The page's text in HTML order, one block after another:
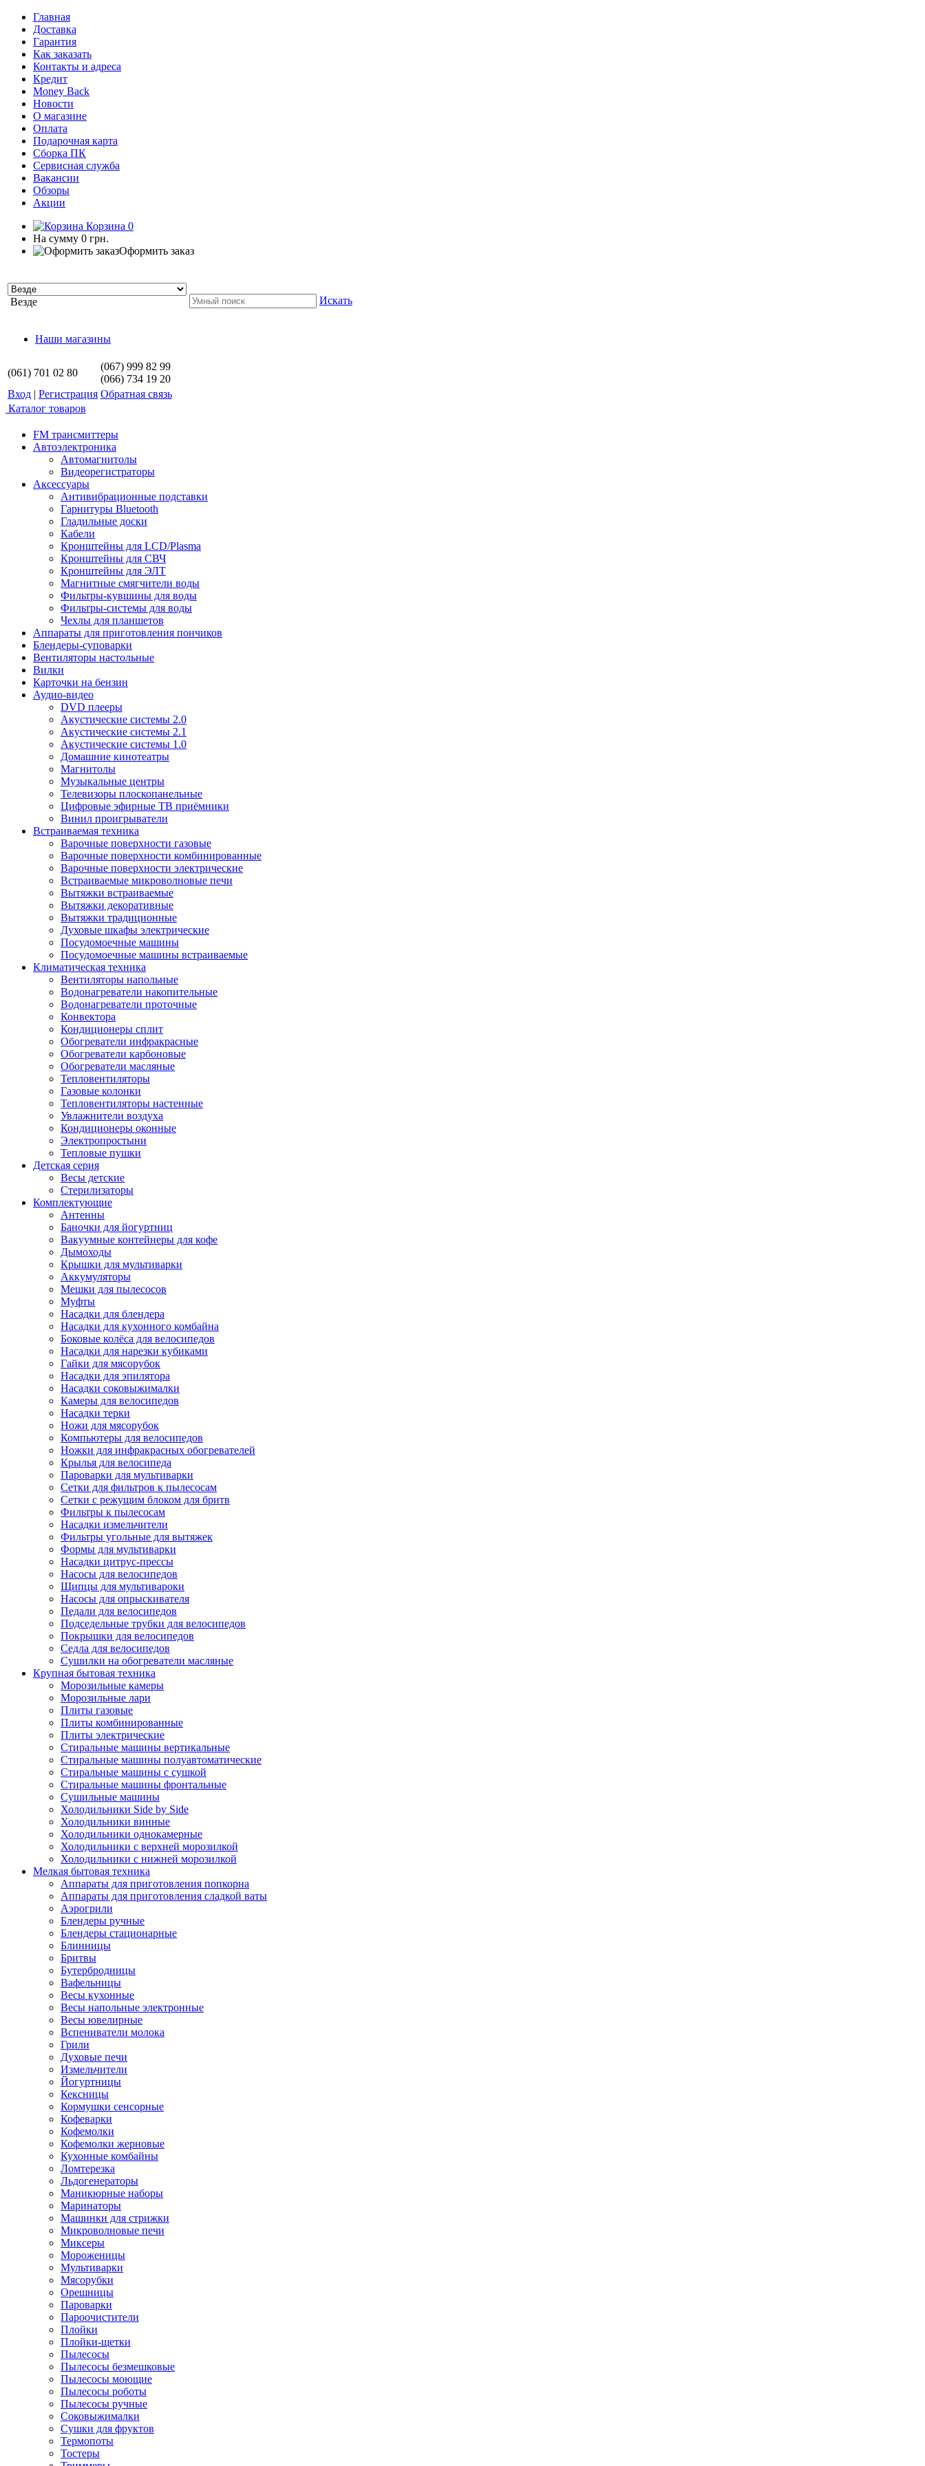
Главная
Доставка
Гарантия
Как заказать
Контакты и адреса
Кредит
Money Back
Новости
О магазине
Оплата
Подарочная карта
Сборка ПК
Сервисная служба
Вакансии
Обзоры
Акции
Корзина 0
На сумму 0 грн.
Оформить заказ
Везде Искать
Наши магазины
(061) 701 02 80
(067) 999 82 99
(066) 734 19 20
Вход | Регистрация Обратная связь
Каталог товаров
FM трансмиттеры
Автоэлектроника
Автомагнитолы
Видеорегистраторы
Аксессуары
Антивибрационные подставки
Гарнитуры Bluetooth
Гладильные доски
Кабели
Кронштейны для LCD/Plasma
Кронштейны для СВЧ
Кронштейны для ЭЛТ
Магнитные смягчители воды
Фильтры-кувшины для воды
Фильтры-системы для воды
Чехлы для планшетов
Аппараты для приготовления пончиков
Блендеры-суповарки
Вентиляторы настольные
Вилки
Карточки на бензин
Аудио-видео
DVD плееры
Акустические системы 2.0
Акустические системы 2.1
Акустические системы 1.0
Домашние кинотеатры
Магнитолы
Музыкальные центры
Телевизоры плоскопанельные
Цифровые эфирные ТВ приёмники
Винил проигрыватели
Встраиваемая техника
Варочные поверхности газовые
Варочные поверхности комбинированные
Варочные поверхности электрические
Встраиваемые микроволновые печи
Вытяжки встраиваемые
Вытяжки декоративные
Вытяжки традиционные
Духовые шкафы электрические
Посудомоечные машины
Посудомоечные машины встраиваемые
Климатическая техника
Вентиляторы напольные
Водонагреватели накопительные
Водонагреватели проточные
Конвектора
Кондиционеры сплит
Обогреватели инфракрасные
Обогреватели карбоновые
Обогреватели масляные
Тепловентиляторы
Газовые колонки
Тепловентиляторы настенные
Увлажнители воздуха
Кондиционеры оконные
Электропростыни
Тепловые пушки
Детская серия
Весы детские
Стерилизаторы
Комплектующие
Антенны
Баночки для йогуртниц
Вакуумные контейнеры для кофе
Дымоходы
Крышки для мультиварки
Аккумуляторы
Мешки для пылесосов
Муфты
Насадки для блендера
Насадки для кухонного комбайна
Боковые колёса для велосипедов
Насадки для нарезки кубиками
Гайки для мясорубок
Насадки для эпилятора
Насадки соковыжималки
Камеры для велосипедов
Насадки терки
Ножи для мясорубок
Компьютеры для велосипедов
Ножки для инфракрасных обогревателей
Крылья для велосипеда
Пароварки для мультиварки
Сетки для фильтров к пылесосам
Сетки с режущим блоком для бритв
Фильтры к пылесосам
Насадки измельчители
Фильтры угольные для вытяжек
Формы для мультиварки
Насадки цитрус-прессы
Насосы для велосипедов
Щипцы для мультивароки
Насосы для опрыскивателя
Педали для велосипедов
Подседельные трубки для велосипедов
Покрышки для велосипедов
Седла для велосипедов
Сушилки на обогреватели масляные
Крупная бытовая техника
Морозильные камеры
Морозильные лари
Плиты газовые
Плиты комбинированные
Плиты электрические
Стиральные машины вертикальные
Стиральные машины полуавтоматические
Стиральные машины с сушкой
Стиральные машины фронтальные
Сушильные машины
Холодильники Side by Side
Холодильники винные
Холодильники однокамерные
Холодильники с верхней морозилкой
Холодильники с нижней морозилкой
Мелкая бытовая техника
Аппараты для приготовления попкорна
Аппараты для приготовления сладкой ваты
Аэрогрили
Блендеры ручные
Блендеры стационарные
Блинницы
Бритвы
Бутербродницы
Вафельницы
Весы кухонные
Весы напольные электронные
Весы ювелирные
Вспениватели молока
Грили
Духовые печи
Измельчители
Йогуртницы
Кексницы
Кормушки сенсорные
Кофеварки
Кофемолки
Кофемолки жерновые
Кухонные комбайны
Ломтерезка
Льдогенераторы
Маникюрные наборы
Маринаторы
Машинки для стрижки
Микроволновые печи
Миксеры
Мороженицы
Мультиварки
Мясорубки
Орешницы
Пароварки
Пароочистители
Плойки
Плойки-щетки
Пылесосы
Пылесосы безмешковые
Пылесосы моющие
Пылесосы роботы
Пылесосы ручные
Соковыжималки
Сушки для фруктов
Термопоты
Тостеры